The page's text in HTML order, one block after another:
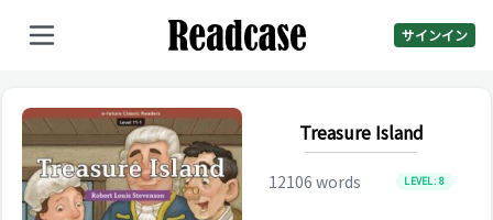
サインイン
Treasure Island
12106 words LEVEL:8